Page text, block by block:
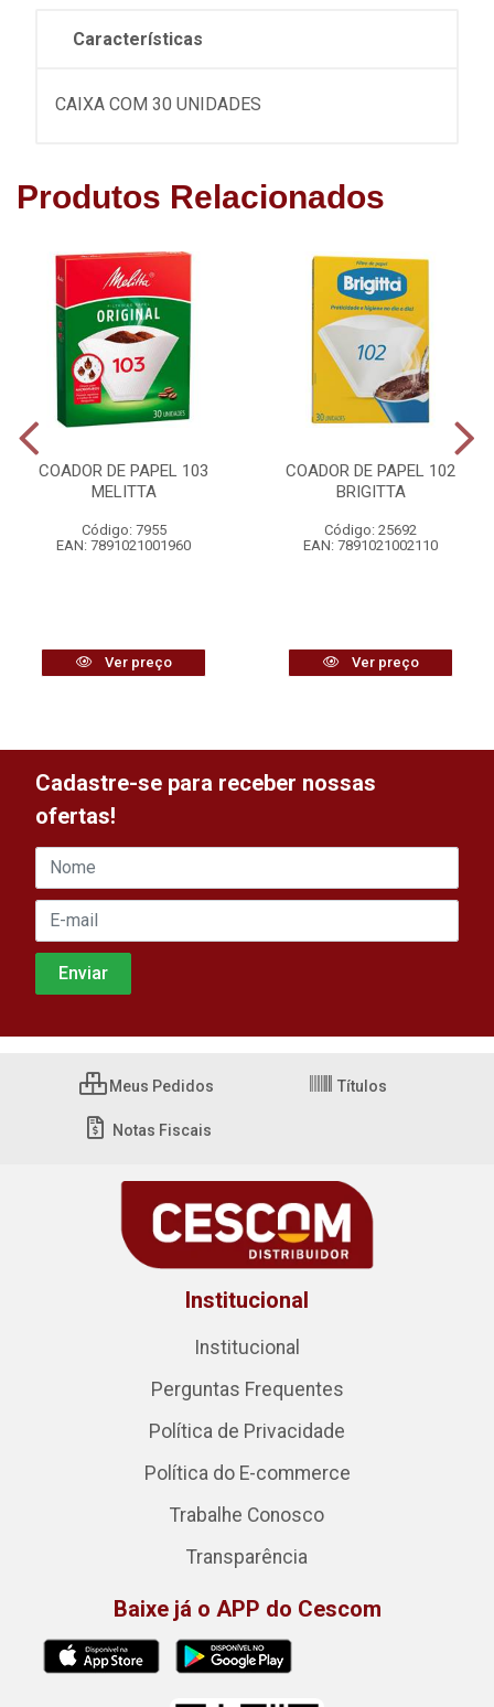
Características
CAIXA COM 30 UNIDADES
Produtos Relacionados
COADOR DE PAPEL 103
MELITTA
Código: 7955
EAN: 7891021001960
Ver preço
COADOR DE PAPEL 102
BRIGITTA
Código: 25692
EAN: 7891021002110
Ver preço
Cadastre-se para receber nossas
ofertas!
Meus Pedidos Títulos
Notas Fiscais
Institucional
Institucional
Perguntas Frequentes
Política de Privacidade
Política do E-commerce
Trabalhe Conosco
Transparência
Baixe já o APP do Cescom